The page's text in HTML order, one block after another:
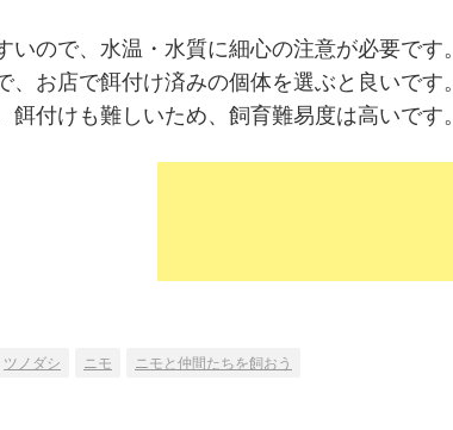
いので、水温・水質に細心の注意が必要です。
、お店で餌付け済みの個体を選ぶと良いです。
餌付けも難しいため、飼育難易度は高いです。
ツノダシ ニモ ニモと仲間たちを飼おう